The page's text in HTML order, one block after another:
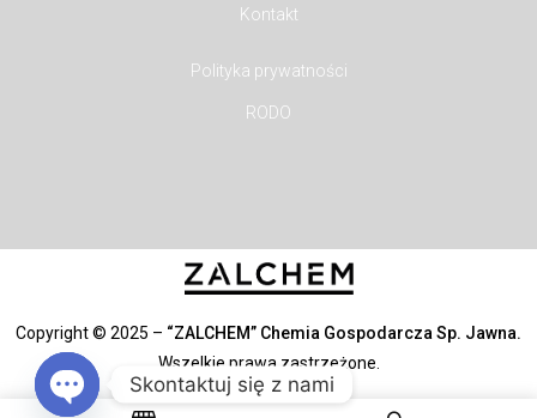
Kontakt
Polityka prywatności
RODO
Copyright © 2025 – “ZALCHEM” Chemia Gospodarcza Sp. Jawna.
Wszelkie prawa zastrzeżone.
Skontaktuj się z nami